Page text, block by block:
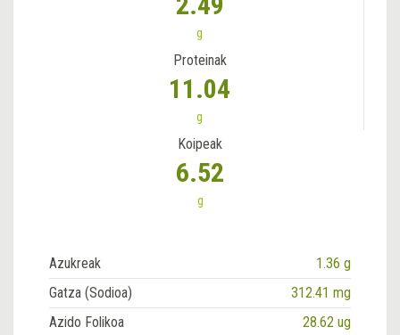
g
Proteinak
11.04
g
Koipeak
6.52
g
Azukreak
1.36 g
Gatza (Sodioa)
312.41 mg
Azido Folikoa
28.62 ug